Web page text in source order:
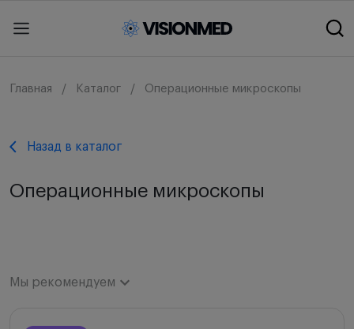
Главная Каталог Операционные микроскопы
Назад в каталог
Операционные микроскопы
Мы рекомендуем